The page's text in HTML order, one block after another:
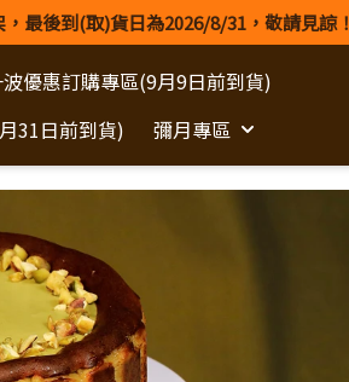
最後到(取)貨日為2026/8/31，敬請見諒！
優惠訂購專區(9月9日前到貨)
31日前到貨) 彌月專區